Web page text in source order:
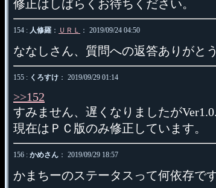
修正はしばらくお待ちください。
154 : 人修羅 ： ＵＲＬ ： 2019/09/24 04:50
ななしさん、質問への返答ありがと
155 : くろすけ ： 2019/09/29 01:14
>>152
すみません、遅くなりましたが
現在はＰＣ版のみ修正しています。
156 : かめさん ： 2019/09/29 18:57
かまちーのステータスって何依存で